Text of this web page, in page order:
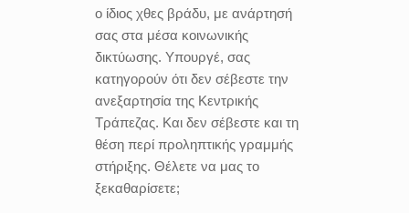
ο ίδιος χθες βράδυ, με ανάρτησή
σας στα μέσα κοινωνικής
δικτύωσης. Υπουργέ, σας
κατηγορούν ότι δεν σέβεστε την
ανεξαρτησία της Κεντρικής
Τράπεζας. Και δεν σέβεστε και τη
θέση περί προληπτικής γραμμής
στήριξης. Θέλετε να μας το
ξεκαθαρίσετε;